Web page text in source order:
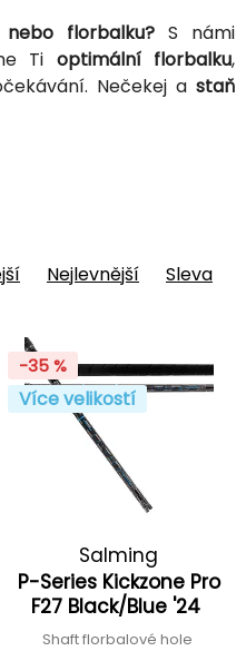
florbalku? S námi
Ti optimální florbalku,
Nečekej a staň
Nejlevnější
Sleva
-35 %
Více velikostí
Salming
P-Series Kickzone Pro
F27 Black/Blue '24
Shaft florbalové hole